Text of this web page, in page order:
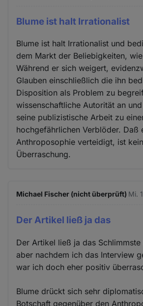
Blume ist halt Irrationalist
Blume ist halt Irrationalist und
dem Markt der Beliebigkeiten,
Während er sich weigert,
Glauben einschließlich die ihn
Disposition als Problem zu
wissenschaftliche Autorität an
seine publizistische Arbeit zu
hochgefährlichen Verblöder. Daß
Anthroposophie verteidigt, ist
Überraschung.
Michael Fischer (nicht überprüft) Mi.
Der Artikel ließ ja das
Der Artikel ließ ja das Schlimmste
aber nachdem ich das Interview
war ich doch eher positiv
Blume drückt sich sehr
Botschaft gegenüber den